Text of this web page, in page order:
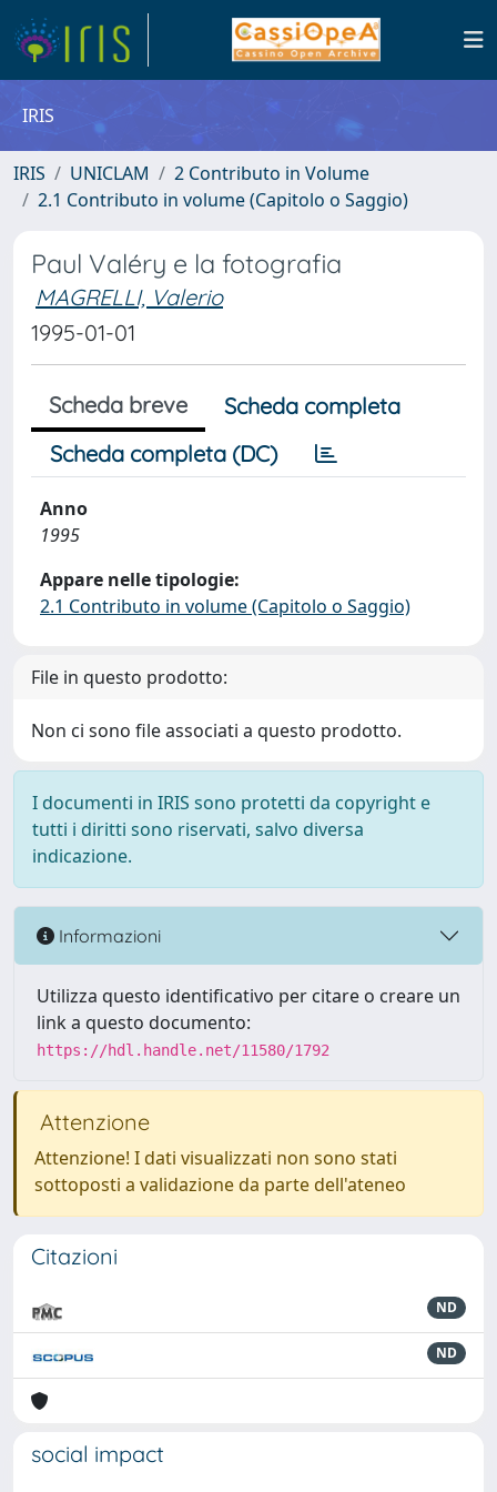
IRIS
IRIS UNICLAM
2 Contributo in Volume
2.1 Contributo in volume (Capitolo o Saggio)
Paul Valéry e la fotografia
MAGRELLI, Valerio
1995-01-01
Scheda breve
Scheda completa
Scheda completa (DC)
Anno
1995
Appare nelle tipologie:
2.1 Contributo in volume (Capitolo o Saggio)
File in questo prodotto:
Non ci sono file associati a questo prodotto.
I documenti in IRIS sono protetti da copyright e
tutti i diritti sono riservati, salvo diversa
indicazione.
Informazioni
Utilizza questo identificativo per citare o creare un
link a questo documento:
https://hdl.handle.net/11580/1792
Attenzione
Attenzione! I dati visualizzati non sono stati
sottoposti a validazione da parte dell'ateneo
Citazioni
ND
ND
social impact